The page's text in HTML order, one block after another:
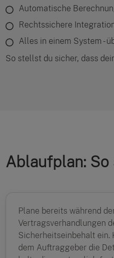
Automatische
Rechtssichere
Alles in einem System -
So stellst du sicher, dass
Ablaufplan:
Plane bereits während
Vertragsverhandlungen
Sicherheitseinbehalt ein.
dem Auftraggeber die